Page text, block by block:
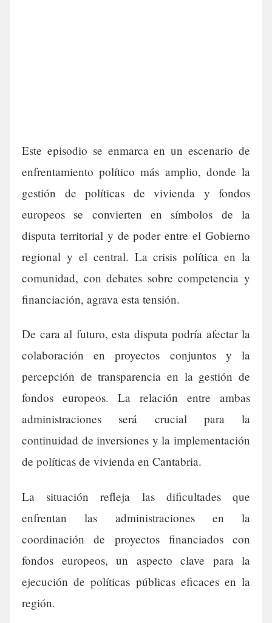
Este episodio se enmarca en un escenario de
enfrentamiento político más amplio, donde la
gestión de políticas de vivienda y fondos
europeos se convierten en símbolos de la
disputa territorial y de poder entre el Gobierno
regional y el central. La crisis política en la
comunidad, con debates sobre competencia y
financiación, agrava esta tensión.
De cara al futuro, esta disputa podría afectar la
colaboración en proyectos conjuntos y la
percepción de transparencia en la gestión de
fondos europeos. La relación entre ambas
administraciones será crucial para la
continuidad de inversiones y la implementación
de políticas de vivienda en Cantabria.
La situación refleja las dificultades que
enfrentan las administraciones en la
coordinación de proyectos financiados con
fondos europeos, un aspecto clave para la
ejecución de políticas públicas eficaces en la
región.